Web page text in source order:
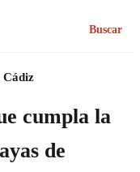
Buscar
Cádiz
cumpla la
de